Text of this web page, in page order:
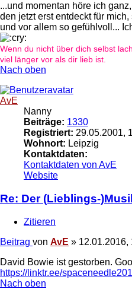
...und momentan höre ich
den jetzt erst entdeckt für
und vor allem so gefühlvoll...
Wenn du nicht über dich selbst
viel länger vor als dir lieb ist.
Nach oben
AvE
Nanny
Beiträge: 1330
Registriert: 29.05.2001,
Wohnort: Leipzig
Kontaktdaten:
Kontaktdaten von AvE
Website
Re: Der (Lieblings-
Zitieren
Beitrag von AvE » 12.01.2016,
David Bowie ist gestorben.
https://linktr.ee/
Nach oben